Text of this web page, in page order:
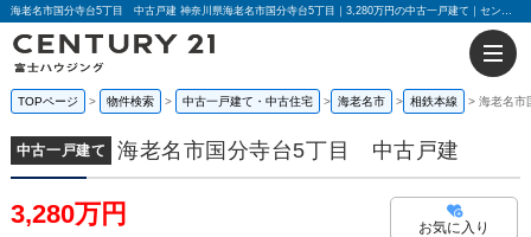
海老名市国分寺台5丁目 中古戸建 神奈川県海老名市国分寺台5丁目｜3,280万円の中古一戸建て｜センチュリー21富士ハウジング
TOPページ 物件検索 中古一戸建て・中古住宅 海老名市 相鉄本線 海老名
中古一戸建て 海老名市国分寺台5丁目 中古戸建
3,280万円 お気に入り